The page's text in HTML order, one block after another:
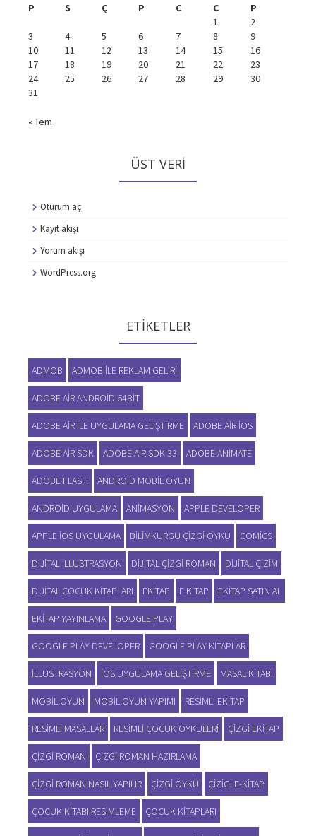
P
S Ç P C C
P
1
2
3
4 5 6 7 8
9
10
11 12 13 14 15
16
17
18 19 20 21 22
23
24
25 26 27 28 29
30
31
« Tem
ÜST VERI
Oturum aç
Kayıt akışı
Yorum akışı
WordPress.org
ETIKETLER
ADMOB ADMOB ILE REKLAM GELIRI
ADOBE AIR ANDROID 64BIT
ADOBE AIR ILE UYGULAMA GELIŞTIRME ADOBE AIR IOS
ADOBE AIR SDK ADOBE AIR SDK 33 ADOBE ANIMATE
ADOBE FLASH ANDROID MOBIL OYUN
ANDROID UYGULAMA ANIMASYON APPLE DEVELOPER
APPLE IOS UYGULAMA BILIMKURGU ÇIZGI ÖYKÜ COMICS
DIJITAL ILLUSTRASYON DIJITAL ÇIZGI ROMAN DIJITAL ÇIZIM
DIJITAL ÇOCUK KITAPLARI EKITAP E KITAP EKITAP SATIN AL
EKITAP YAYINLAMA GOOGLE PLAY
GOOGLE PLAY DEVELOPER GOOGLE PLAY KITAPLAR
ILLUSTRASYON IOS UYGULAMA GELIŞTIRME MASAL KITABI
MOBIL OYUN MOBIL OYUN YAPIMI RESIMLI EKITAP
RESIMLI MASALLAR RESIMLI ÇOCUK ÖYKÜLERI ÇIZGI EKITAP
ÇIZGI ROMAN ÇIZGI ROMAN HAZIRLAMA
ÇIZGI ROMAN NASIL YAPILIR ÇIZGI ÖYKÜ ÇIZIGI E-KITAP
ÇOCUK KITABI RESIMLEME ÇOCUK KITAPLARI